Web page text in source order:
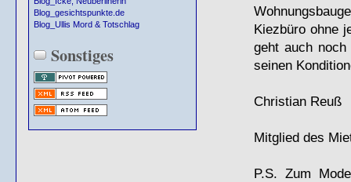
Blog_gesichtspunkte.de
Blog_Ullis Mord & Totschlag
Sonstiges
Kiezbüro ohne
geht auch
seinen
Christian Reuß
Mitglied des
P.S. Zum